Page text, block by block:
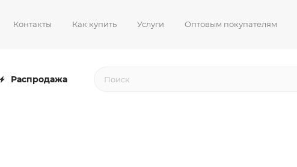
Контакты Как купить Услуги Оптовым покупателям
Распродажа